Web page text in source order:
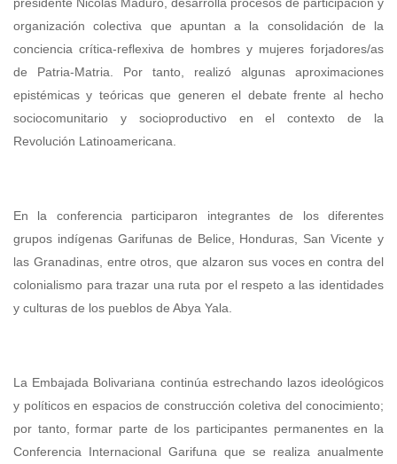
organización colectiva que apuntan a la consolidación de la
conciencia crítica-reflexiva de hombres y mujeres forjadores/as
de Patria-Matria. Por tanto, realizó algunas aproximaciones
epistémicas y teóricas que generen el debate frente al hecho
sociocomunitario y socioproductivo en el contexto de la
Revolución Latinoamericana.
En la conferencia participaron integrantes de los diferentes
grupos indígenas Garifunas de Belice, Honduras, San Vicente y
las Granadinas, entre otros, que alzaron sus voces en contra del
colonialismo para trazar una ruta por el respeto a las identidades
y culturas de los pueblos de Abya Yala.
La Embajada Bolivariana continúa estrechando lazos ideológicos
y políticos en espacios de construcción coletiva del conocimiento;
por tanto, formar parte de los participantes permanentes en la
Conferencia Internacional Garifuna que se realiza anualmente